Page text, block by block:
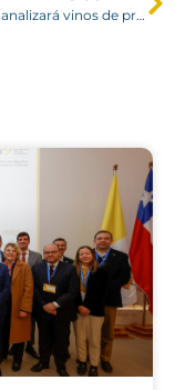
Proyecto analizará vinos de productores vitivinícolas del Valle del Itata